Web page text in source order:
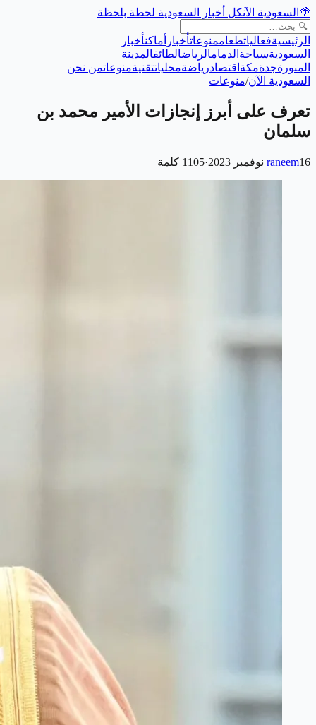
🌴 السعودية الآنكل أخبار السعودية لحظة بلحظة
الرئيسيةفعالياتطعاممنوعاتأخبار أماكنأخبار
السعوديةسياحة الدمامالرياضالطائفالمدينة
المنورةجدةمكة اقتصادرياضةمحلياتتقنيةمنوعاتمن نحن
السعودية الآن/منوعات
تعرف على أبرز إنجازات الأمير محمد بن
سلمان
raneem16 نوفمبر 2023 ·
1105 كلمة